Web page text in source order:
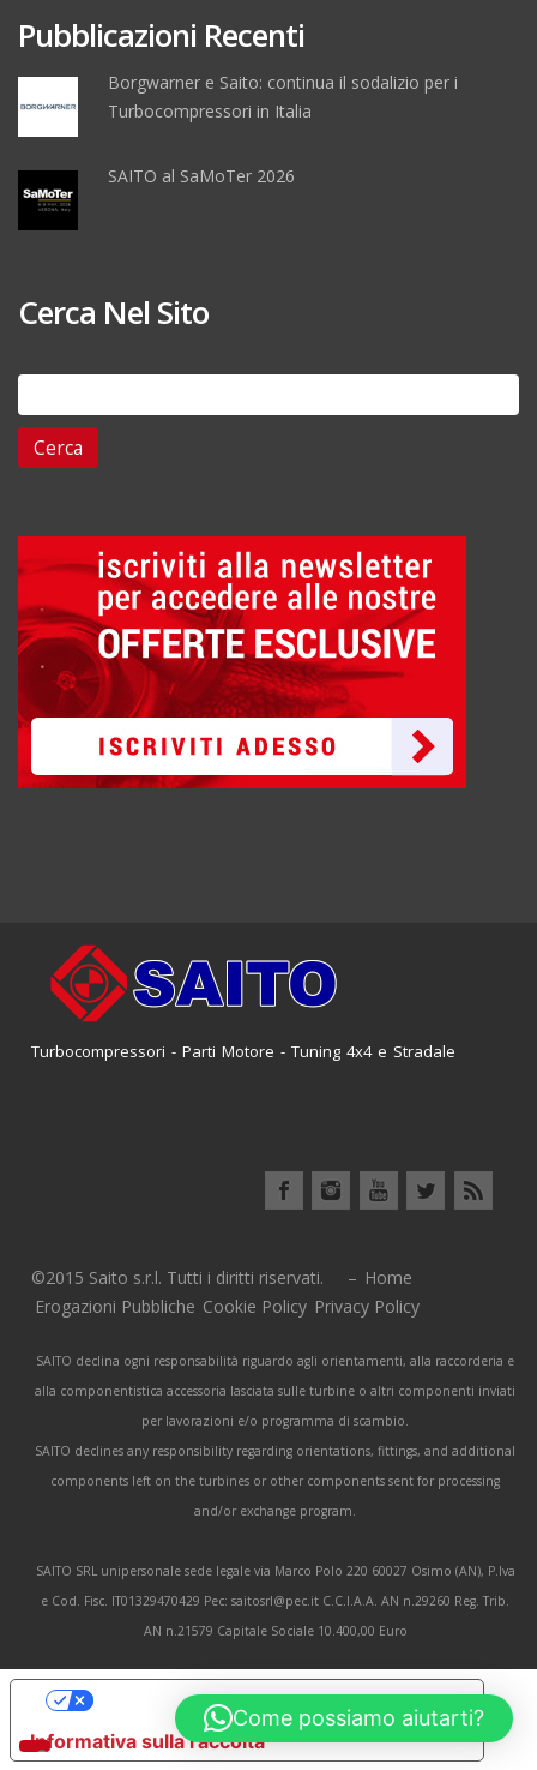
Pubblicazioni Recenti
Borgwarner e Saito: continua il sodalizio per i
Turbocompressori in Italia
SAITO al SaMoTer 2026
Cerca Nel Sito
Ricerca
per:
Turbocompressori - Parti Motore - Tuning 4x4 e Stradale
©2015 Saito s.r.l. Tutti i diritti riservati. – Home
Erogazioni Pubbliche Cookie Policy Privacy Policy
SAITO declina ogni responsabilità riguardo agli orientamenti, alla raccorderia e
alla componentistica accessoria lasciata sulle turbine o altri componenti inviati
per lavorazioni e/o programma di scambio.
SAITO declines any responsibility regarding orientations, fittings, and additional
components left on the turbines or other components sent for processing
and/or exchange program.
SAITO SRL unipersonale sede legale via Marco Polo 220 60027 Osimo (AN), P.Iva
e Cod. Fisc. IT01329470429 Pec: saitosrl@pec.it C.C.I.A.A. AN n.29260 Reg. Trib.
AN n.21579 Capitale Sociale 10.400,00 Euro
Come possiamo aiutarti?
Informativa sulla raccolta
Le tue preferenze relative alla privacy